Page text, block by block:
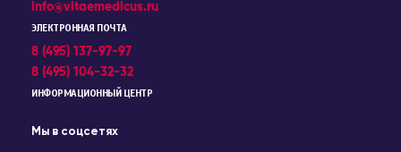
info@vitaemedicus.ru
ЭЛЕКТРОННАЯ ПОЧТА
8 (495) 137-97-97
8 (495) 104-32-32
ИНФОРМАЦИОННЫЙ ЦЕНТР
Мы в соцсетях